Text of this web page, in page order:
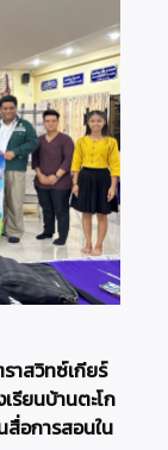
าสวิทซ์เกียร์
รียนบ้านตะโก
สื่อการสอนใน